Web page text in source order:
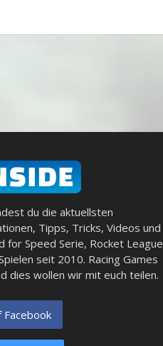
du die aktuellsten
Tipps, Tricks, Videos und
for Speed Serie, Rocket League
seit 2010. Racing Games
dies wollen wir mit euch teilen.
Facebook